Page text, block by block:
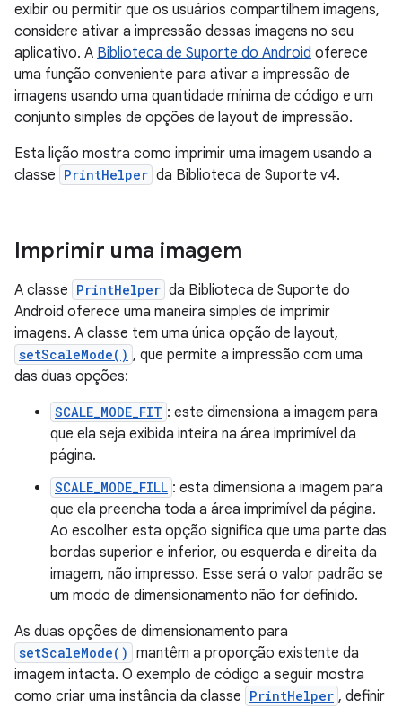
exibir ou permitir que os usuários compartilhem imagens,
considere ativar a impressão dessas imagens no seu
aplicativo. A Biblioteca de Suporte do Android oferece
uma função conveniente para ativar a impressão de
imagens usando uma quantidade mínima de código e um
conjunto simples de opções de layout de impressão.
Esta lição mostra como imprimir uma imagem usando a
classe PrintHelper da Biblioteca de Suporte v4.
Imprimir uma imagem
A classe PrintHelper da Biblioteca de Suporte do
Android oferece uma maneira simples de imprimir
imagens. A classe tem uma única opção de layout,
setScaleMode() , que permite a impressão com uma
das duas opções:
SCALE_MODE_FIT : este dimensiona a imagem para
que ela seja exibida inteira na área imprimível da
página.
SCALE_MODE_FILL : esta dimensiona a imagem para
que ela preencha toda a área imprimível da página.
Ao escolher esta opção significa que uma parte das
bordas superior e inferior, ou esquerda e direita da
imagem, não impresso. Esse será o valor padrão se
um modo de dimensionamento não for definido.
As duas opções de dimensionamento para
setScaleMode() mantêm a proporção existente da
imagem intacta. O exemplo de código a seguir mostra
como criar uma instância da classe PrintHelper , definir